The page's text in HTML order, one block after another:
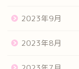
2023年9月
2023年8月